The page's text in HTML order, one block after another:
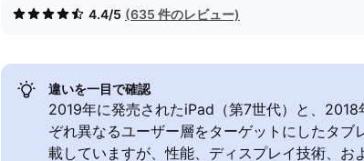
4.4/5 (635 件のレビュー)
違いを一目で確認
2019年に発売されたiPad（第7世代）と、
ぞれ異なるユーザー層をターゲットにしたタ
載していますが、性能、ディスプレイ技術、